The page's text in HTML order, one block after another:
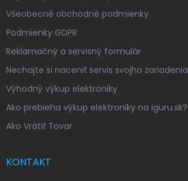
Všeobecné obchodné podmienky
Podmienky GDPR
Reklamačný a servisný formulár
Nechajte si naceniť servis svojho zariadenia
Výhodný výkup elektroniky
Ako prebieha výkup elektroniky na iguru.sk?
Ako Vrátiť Tovar
KONTAKT